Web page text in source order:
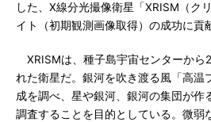
した、X線分光撮像衛星「XRISM（ク
イト（初期観測画像取得）の成功に貢
XRISMは、種子島宇宙センターから
れた衛星だ。銀河を吹き渡る風「高温
成を調べ、星や銀河、銀河の集団が作
調査することを目的としている。微弱